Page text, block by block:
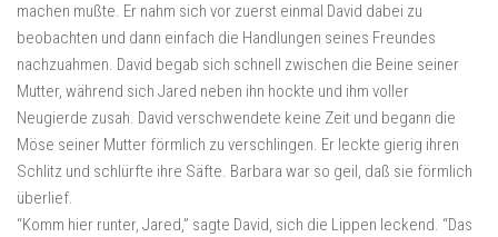
machen mußte. Er nahm sich vor zuerst einmal David dabei zu
beobachten und dann einfach die Handlungen seines Freundes
nachzuahmen. David begab sich schnell zwischen die Beine seiner
Mutter, während sich Jared neben ihn hockte und ihm voller
Neugierde zusah. David verschwendete keine Zeit und begann die
Möse seiner Mutter förmlich zu verschlingen. Er leckte gierig ihren
Schlitz und schlürfte ihre Säfte. Barbara war so geil, daß sie förmlich
überlief.
“Komm hier runter, Jared,” sagte David, sich die Lippen leckend. “Das